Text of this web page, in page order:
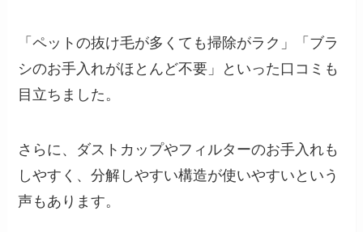
「ペットの抜け毛が多くても掃除がラク」「ブラ
シのお手入れがほとんど不要」といった口コミも
目立ちました。
さらに、ダストカップやフィルターのお手入れも
しやすく、分解しやすい構造が使いやすいという
声もあります。